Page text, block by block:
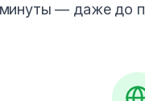
— даже до